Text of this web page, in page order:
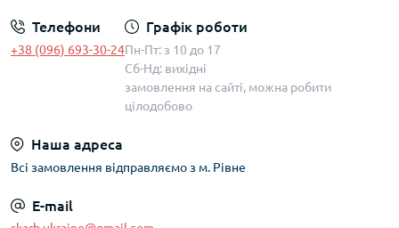
Телефони
+38 (096) 693-30-24
Графік роботи
Пн-Пт: з 10 до 17
Сб-Нд: вихідні
замовлення на сайті, можна робити
цілодобово
Наша адреса
Всі замовлення відправляємо з м. Рівне
E-mail